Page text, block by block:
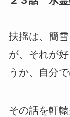
扶揺は、簡
が、それが
うか、自分
その話を軒